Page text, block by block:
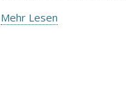
Mehr Lesen